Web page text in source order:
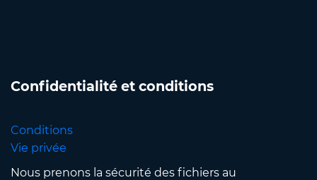
Confidentialité et conditions
Conditions
Vie privée
Nous prenons la sécurité des fichiers au